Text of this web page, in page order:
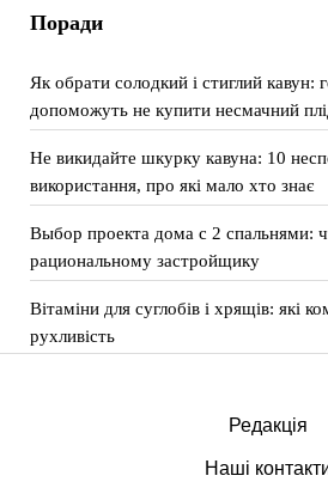
Поради
Як обрати солодкий і стиглий кавун:
допоможуть не купити несмачний
Не викидайте шкурку кавуна: 10
використання, про які мало хто знає
Выбор проекта дома с 2 спальнями:
рациональному застройщику
Вітаміни для суглобів і хрящів: які
рухливість
Редакція
Наші